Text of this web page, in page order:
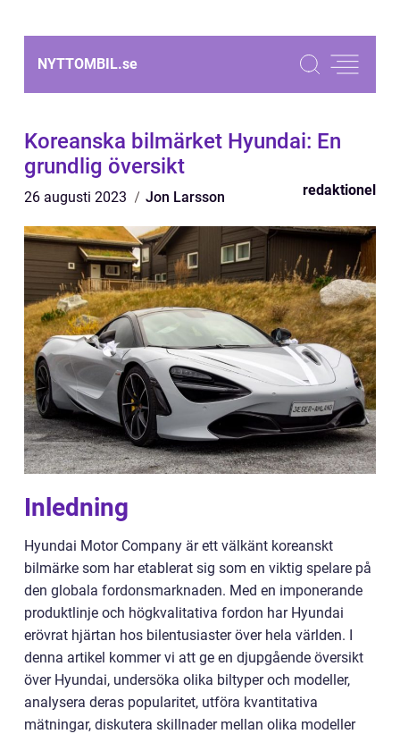
NYTTOMBIL.se
Koreanska bilmärket Hyundai: En
grundlig översikt
26 augusti 2023 Jon Larsson redaktionel
Inledning
Hyundai Motor Company är ett välkänt koreanskt
bilmärke som har etablerat sig som en viktig spelare på
den globala fordonsmarknaden. Med en imponerande
produktlinje och högkvalitativa fordon har Hyundai
erövrat hjärtan hos bilentusiaster över hela världen. I
denna artikel kommer vi att ge en djupgående översikt
över Hyundai, undersöka olika biltyper och modeller,
analysera deras popularitet, utföra kvantitativa
mätningar, diskutera skillnader mellan olika modeller